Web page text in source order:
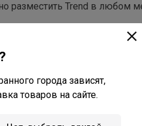
разместить Trend в любом
точек водоразбора,
монтаж в любом
установки
монтаж существенно
города зависят,
товаров на сайте.